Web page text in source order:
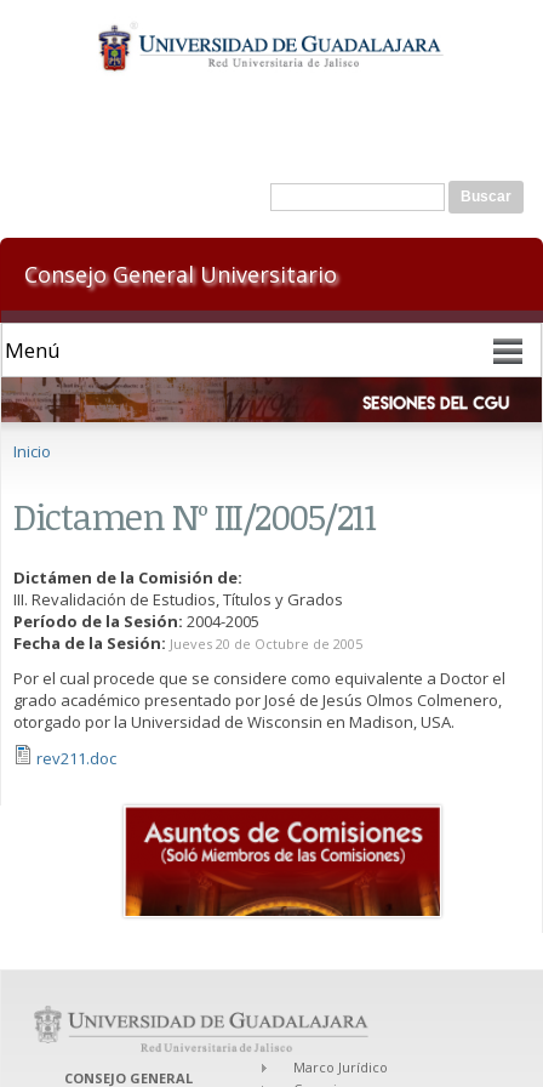
contenido
principal
Formulario de búsqueda
Buscar
Consejo General Universitario
Inicio
Dictamen Nº III/2005/211
Dictámen de la Comisión de:
III. Revalidación de Estudios, Títulos y Grados
Período de la Sesión: 2004-2005
Fecha de la Sesión: Jueves 20 de Octubre de 2005
Por el cual procede que se considere como equivalente a Doctor el
grado académico presentado por José de Jesús Olmos Colmenero,
otorgado por la Universidad de Wisconsin en Madison, USA.
rev211.doc
CONSEJO GENERAL
Marco Jurídico